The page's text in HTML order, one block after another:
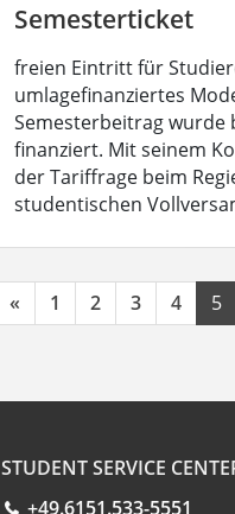
Semesterticket
freien Eintritt für
umlagefinanziertes
Semesterbeitrag wurde
finanziert. Mit seinem
der Tariffrage beim
studentischen
« 1 2 3 4 5
STUDENT SERVICE
+49.6151.533-5551